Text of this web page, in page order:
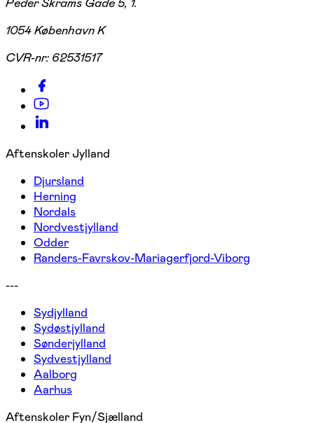
1054 København K
CVR-nr: 62531517
Aftenskoler Jylland
Djursland
Herning
Nordals
Nordvestjylland
Odder
Randers-Favrskov-Mariagerfjord-Viborg
---
Sydjylland
Sydøstjylland
Sønderjylland
Sydvestjylland
Aalborg
Aarhus
Aftenskoler Fyn/Sjælland